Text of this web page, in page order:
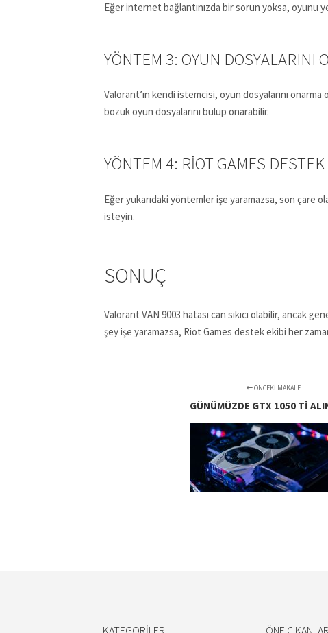
Eğer internet bağlantınızda bir sorun yoksa, oyunu
YÖNTEM 3: OYUN DOSYALARINI
Valorant’ın kendi istemcisi, oyun dosyalarını
bozuk oyun dosyalarını bulup onarabilir.
YÖNTEM 4: RIOT GAMES
Eğer yukarıdaki yöntemler işe yaramazsa, son çare
isteyin.
SONUÇ
Valorant VAN 9003 hatası can sıkıcı olabilir, ancak
şey işe yaramazsa, Riot Games destek ekibi her
ÖNCEKI MAKALE
GÜNÜMÜZDE GTX 1050 TI
KATEGORILER ÖNE ÇIKANLAR